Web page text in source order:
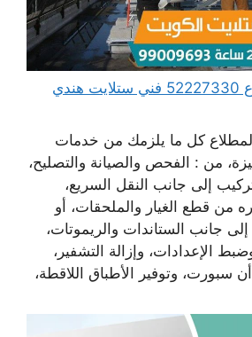
فني ستلايت المطلاع 52227330 فني ستلايت هندي
كل ما يلزمك من خدمات
من : الفحص والصيانة والتصليح،
إلى جانب النقل السريع،
من قطع الغيار والملحقات، أو
إلى جانب الستاندات والريموتات،
الإعدادات، وإزالة التشفير،
سبورت، وتوفير الأطباق اللاقطة،